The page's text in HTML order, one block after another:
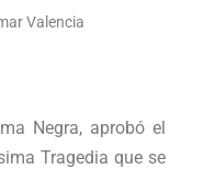
Valencia
Negra, aprobó el
Tragedia que se